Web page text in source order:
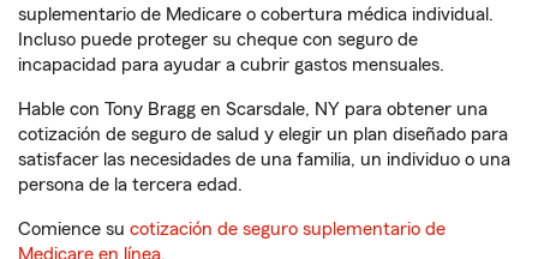
suplementario de Medicare o cobertura médica individual.
Incluso puede proteger su cheque con seguro de
incapacidad para ayudar a cubrir gastos mensuales.
Hable con Tony Bragg en Scarsdale, NY para obtener una
cotización de seguro de salud y elegir un plan diseñado para
satisfacer las necesidades de una familia, un individuo o una
persona de la tercera edad.
Comience su cotización de seguro suplementario de
Medicare en línea.